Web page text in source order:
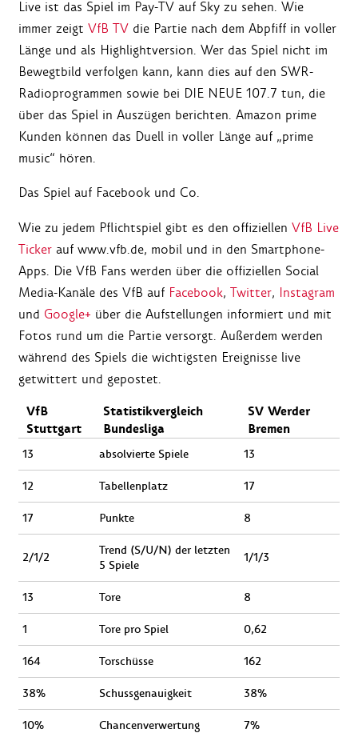
Live ist das Spiel im Pay-TV auf Sky zu sehen. Wie
immer zeigt VfB TV die Partie nach dem Abpfiff in voller
Länge und als Highlightversion. Wer das Spiel nicht im
Bewegtbild verfolgen kann, kann dies auf den SWR-
Radioprogrammen sowie bei DIE NEUE 107.7 tun, die
über das Spiel in Auszügen berichten. Amazon prime
Kunden können das Duell in voller Länge auf „prime
music“ hören.
Das Spiel auf Facebook und Co.
Wie zu jedem Pflichtspiel gibt es den offiziellen VfB Live
Ticker auf www.vfb.de, mobil und in den Smartphone-
Apps. Die VfB Fans werden über die offiziellen Social
Media-Kanäle des VfB auf Facebook, Twitter, Instagram
und Google+ über die Aufstellungen informiert und mit
Fotos rund um die Partie versorgt. Außerdem werden
während des Spiels die wichtigsten Ereignisse live
getwittert und gepostet.
VfB
Stuttgart
Statistikvergleich
Bundesliga
SV Werder
Bremen
13 absolvierte Spiele 13
12 Tabellenplatz 17
17 Punkte 8
2/1/2
Trend (S/U/N) der letzten
5 Spiele
1/1/3
13 Tore 8
1 Tore pro Spiel 0,62
164 Torschüsse 162
38% Schussgenauigkeit 38%
10% Chancenverwertung 7%